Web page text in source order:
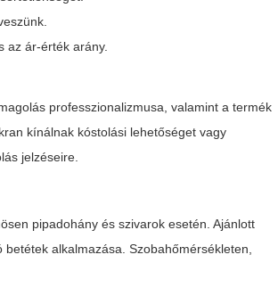
az ár-érték arány.
professzionalizmusa, valamint a termék
kínálnak kóstolási lehetőséget vagy
jelzéseire.
pipadohány és szivarok esetén. Ajánlott
alkalmazása. Szobahőmérsékleten,